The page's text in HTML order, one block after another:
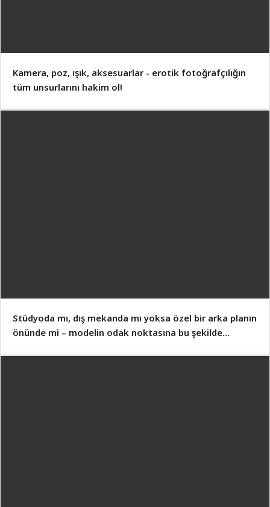
Kamera, poz, ışık, aksesuarlar - erotik fotoğrafçılığın
tüm unsurlarını hakim ol!
Stüdyoda mı, dış mekanda mı yoksa özel bir arka planın
önünde mi – modelin odak noktasına bu şekilde